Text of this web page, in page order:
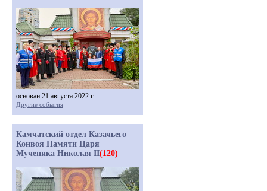
основан 21 августа 2022 г.
Другие события
Камчатский отдел Казачьего
Конвоя Памяти Царя
Мученика Николая II(120)